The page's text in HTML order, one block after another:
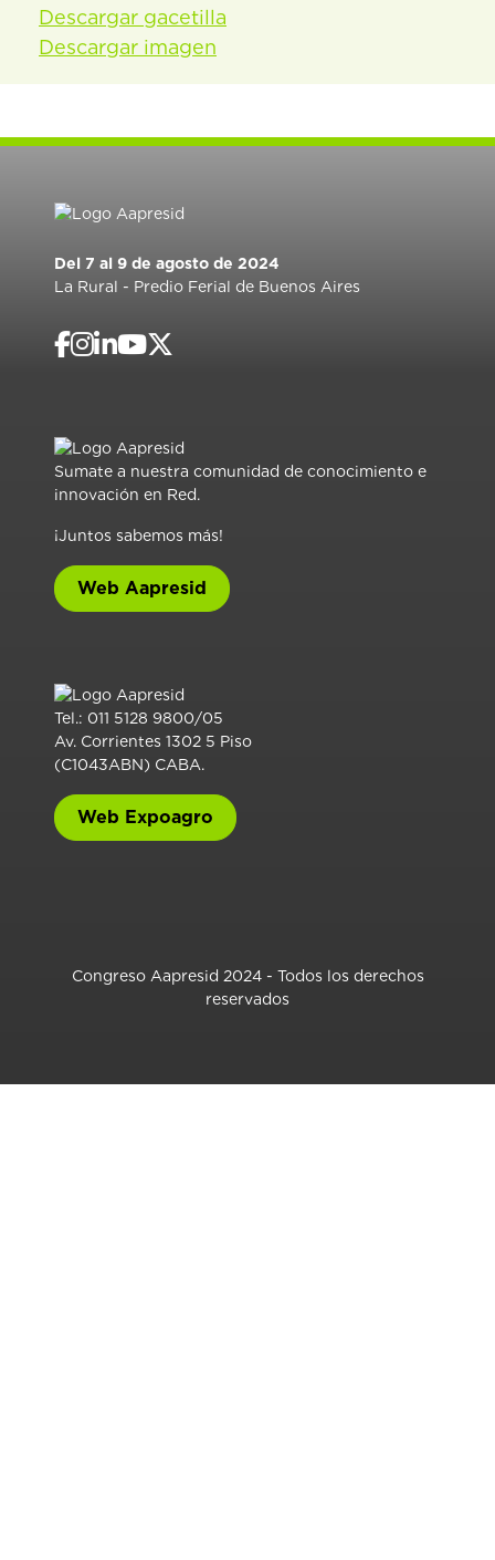
Descargar gacetilla
Descargar imagen
Del 7 al 9 de agosto de 2024
La Rural - Predio Ferial de Buenos Aires
Sumate a nuestra comunidad de conocimiento e
innovación en Red.
¡Juntos sabemos más!
Web Aapresid
Tel.: 011 5128 9800/05
Av. Corrientes 1302 5 Piso
(C1043ABN) CABA.
Web Expoagro
Congreso Aapresid 2024 - Todos los derechos
reservados